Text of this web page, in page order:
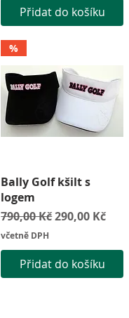
Přidat do košíku
Rychlý náhled
%
Bally Golf kšilt s
logem
Běžná cena
790,00 KčZvýhodněná
290,00 Kč
včetně DPH
Přidat do košíku